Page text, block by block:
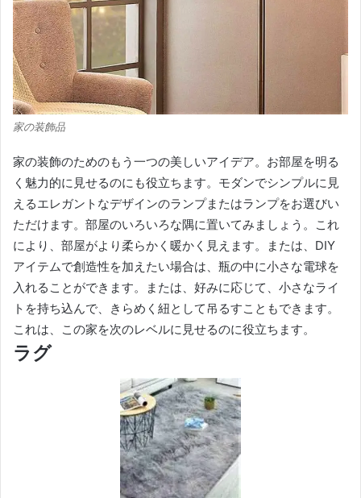
家の装飾品
家の装飾のためのもう一つの美しいアイデア。 お部屋を明る
く魅力的に見せるのにも役立ちます。 モダンでシンプルに見
えるエレガントなデザインのランプまたはランプをお選びい
ただけます。 部屋のいろいろな隅に置いてみましょう。
これ
により、部屋がより柔らかく暖かく見えます。
または、DIY
アイテムで創造性を加えたい場合は、瓶の中に小さな電球を
入れることができます。
または、好みに応じて、小さなライ
トを持ち込んで、きらめく紐として吊るすこともできます。
これは、この家を次のレベルに見せるのに役立ちます。
ラグ